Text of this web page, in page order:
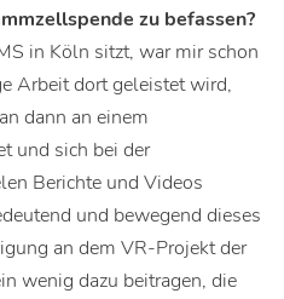
zu befassen?
in Köln sitzt, war mir schon
Arbeit dort geleistet wird,
dann an einem
und sich bei der
Berichte und Videos
und bewegend dieses
an dem VR-Projekt der
wenig dazu beitragen, die